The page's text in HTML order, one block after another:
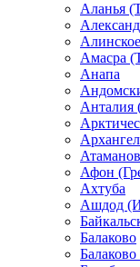
Аланья
Алинское
Амасра
Анапа
Анталия
Афон
Ахтуба
Ашдод
Балаково